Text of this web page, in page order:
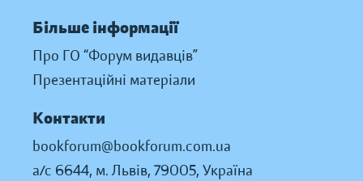
Більше інформації
Про ГО “Форум видавців”
Презентаційні матеріали
Контакти
bookforum@bookforum.com.ua
а/с 6644, м. Львів, 79005, Україна